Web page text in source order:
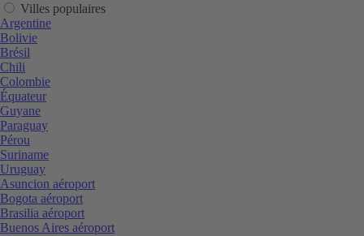
Villes populaires
Argentine
Bolivie
Brésil
Chili
Colombie
Équateur
Guyane
Paraguay
Pérou
Suriname
Uruguay
Asuncion aéroport
Bogota aéroport
Brasilia aéroport
Buenos Aires aéroport